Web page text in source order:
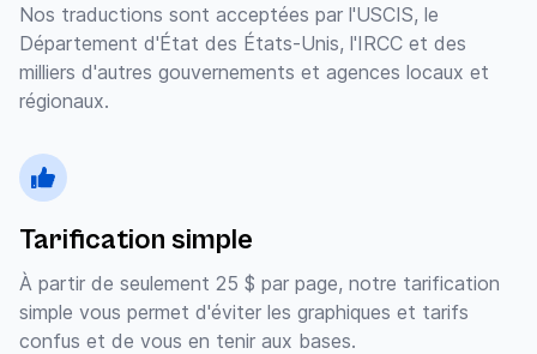
Nos traductions sont acceptées par l'USCIS, le
Département d'État des États-Unis, l'IRCC et des
milliers d'autres gouvernements et agences locaux et
régionaux.
Tarification simple
À partir de seulement 25 $ par page, notre tarification
simple vous permet d'éviter les graphiques et tarifs
confus et de vous en tenir aux bases.